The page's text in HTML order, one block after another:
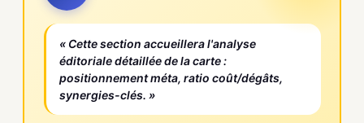
« Cette section accueillera l'analyse
éditoriale détaillée de la carte :
positionnement méta, ratio coût/dégâts,
synergies-clés. »